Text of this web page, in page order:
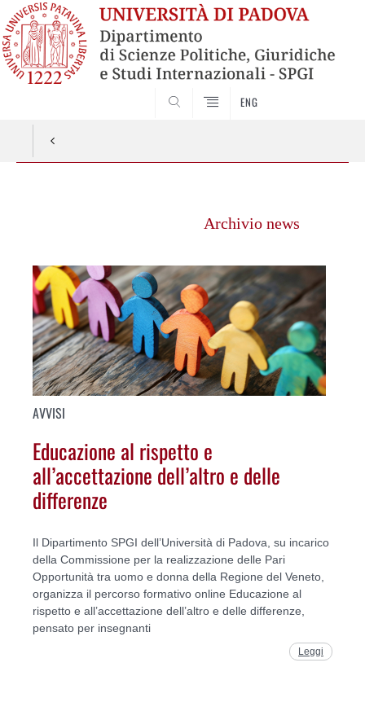
ENG
Archivio news
AVVISI
Educazione al rispetto e
all’accettazione dell’altro e delle
differenze
Il Dipartimento SPGI dell’Università di Padova, su incarico
della Commissione per la realizzazione delle Pari
Opportunità tra uomo e donna della Regione del Veneto,
organizza il percorso formativo online Educazione al
rispetto e all’accettazione dell’altro e delle differenze,
pensato per insegnanti
Leggi